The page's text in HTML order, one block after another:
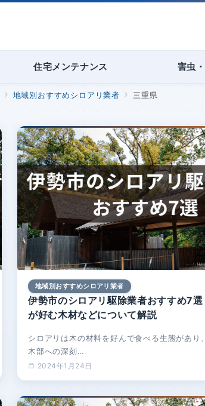
住宅メンテナンス 害虫
地域別おすすめシロアリ業者 三重県
地域別おすすめシロアリ業者
伊勢市のシロアリ駆除業者おすすめ7選
が好む木材などについて解説
シロアリは木の材料を好んで食べる生態があり
木部への深刻…
2024年1月24日